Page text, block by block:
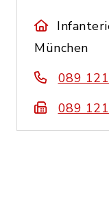
München
089
089